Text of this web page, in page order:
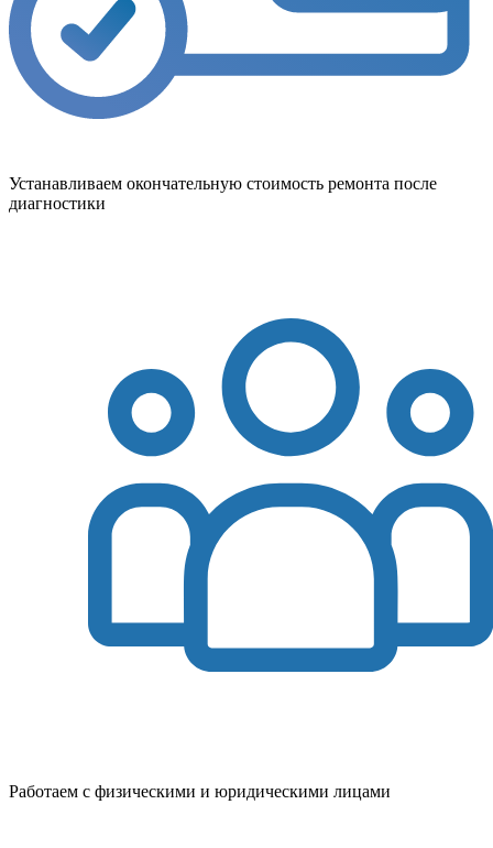
Устанавливаем окончательную стоимость ремонта после
диагностики
Работаем с физическими и юридическими лицами